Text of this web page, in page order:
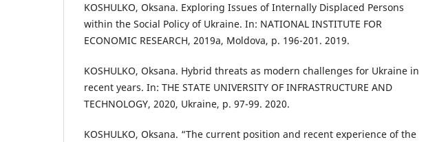
KOSHULKO, Oksana. Exploring Issues of Internally Displaced Persons
within the Social Policy of Ukraine. In: NATIONAL INSTITUTE FOR
ECONOMIC RESEARCH, 2019a, Moldova, p. 196-201. 2019.
KOSHULKO, Oksana. Hybrid threats as modern challenges for Ukraine in
recent years. In: THE STATE UNIVERSITY OF INFRASTRUCTURE AND
TECHNOLOGY, 2020, Ukraine, p. 97-99. 2020.
KOSHULKO, Oksana. “The current position and recent experience of the